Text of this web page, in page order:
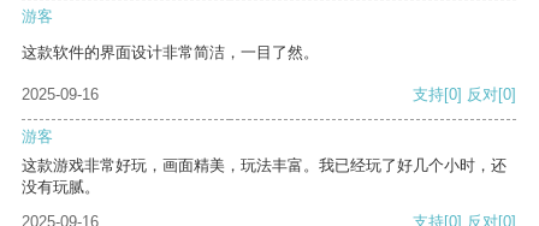
游客
这款软件的界面设计非常简洁，一目了然。
2025-09-16 支持[0] 反对[0]
游客
这款游戏非常好玩，画面精美，玩法丰富。我已经玩了好几个小时，还
没有玩腻。
2025-09-16
支持[0] 反对[0]